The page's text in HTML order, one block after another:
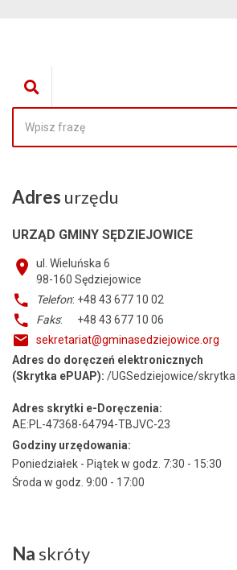
Adres urzędu
URZĄD GMINY SĘDZIEJOWICE
ul. Wieluńska 6
98-160 Sędziejowice
Telefon: +48 43 677 10 02
Faks: +48 43 677 10 06
sekretariat@gminasedziejowice.org
Adres do doręczeń elektronicznych
(Skrytka ePUAP): /UGSedziejowice/skrytka
Adres skrytki e-Doręczenia:
AE:PL-47368-64794-TBJVC-23
Godziny urzędowania:
Poniedziałek - Piątek w godz. 7:30 - 15:30
Środa w godz. 9:00 - 17:00
Na skróty